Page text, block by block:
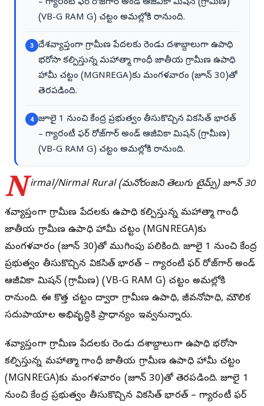
– గ్యారంటీ ఫర్ రోజ్‌గార్ అండ్ ఆజీవికా మిషన్ (గ్రామీణ)
(VB-G RAM G) చట్టం అమల్లోకి రానుంది.
3
దేశవ్యాప్తంగా గ్రామీణ పేదలకు రెండు దశాబ్దాలుగా ఉపాధి
భరోసా కల్పిస్తున్న మహాత్మా గాంధీ జాతీయ గ్రామీణ ఉపాధి
హామీ చట్టం (MGNREGA)కు మంగళవారం (జూన్ 30)తో
తెరపడింది.
4
జూలై 1 నుంచి కేంద్ర ప్రభుత్వం తీసుకొచ్చిన వికసిత్ భారత్
– గ్యారంటీ ఫర్ రోజ్‌గార్ అండ్ ఆజీవికా మిషన్ (గ్రామీణ)
(VB-G RAM G) చట్టం అమల్లోకి రానుంది.
N irmal/Nirmal Rural (మనోరంజని తెలుగు టైమ్స్) జూన్ 30
దేశవ్యాప్తంగా గ్రామీణ పేదలకు ఉపాధి కల్పిస్తున్న మహాత్మా గాంధీ
జాతీయ గ్రామీణ ఉపాధి హామీ చట్టం (MGNREGA)కు
మంగళవారం (జూన్ 30)తో ముగింపు పలికింది. జూలై 1 నుంచి కేంద్ర
ప్రభుత్వం తీసుకొచ్చిన వికసిత్ భారత్ – గ్యారంటీ ఫర్ రోజ్‌గార్ అండ్
ఆజీవికా మిషన్ (గ్రామీణ) (VB-G RAM G) చట్టం అమల్లోకి
రానుంది. ఈ కొత్త చట్టం ద్వారా గ్రామీణ ఉపాధి, జీవనోపాధి, మౌలిక
సదుపాయాల అభివృద్ధికి ప్రాధాన్యం ఇవ్వనున్నారు.
దేశవ్యాప్తంగా గ్రామీణ పేదలకు రెండు దశాబ్దాలుగా ఉపాధి భరోసా
కల్పిస్తున్న మహాత్మా గాంధీ జాతీయ గ్రామీణ ఉపాధి హామీ చట్టం
(MGNREGA)కు మంగళవారం (జూన్ 30)తో తెరపడింది. జూలై 1
నుంచి కేంద్ర ప్రభుత్వం తీసుకొచ్చిన వికసిత్ భారత్ – గ్యారంటీ ఫర్